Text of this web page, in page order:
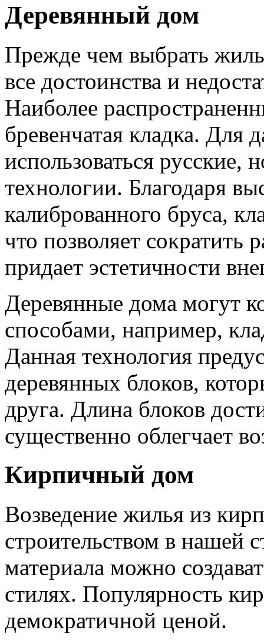
Деревянный дом
Прежде чем выбрать
все достоинства и
Наиболее
бревенчатая кладка. Для
использоваться русские,
технологии. Благодаря
калиброванного бруса,
что позволяет сократить
придает эстетичности
Деревянные дома могут
способами, например,
Данная технология
деревянных блоков,
друга. Длина блоков
существенно облегчает
Кирпичный дом
Возведение жилья из
строительством в нашей
материала можно
стилях. Популярность
демократичной ценой.